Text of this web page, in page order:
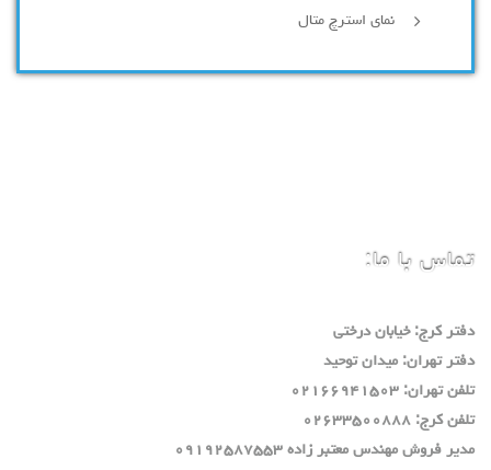
نمای استرچ متال
تماس با ما:
دفتر كرج: خيابان درختي
دفتر تهران: ميدان توحيد
تلفن تهران: ٠٢١٦٦٩٤١٥٠٣
تلفن كرج: ٠٢٦٣٣٥٠٠٨٨٨
مدير فروش مهندس معتبر زاده ٠٩١٩٢٥٨٧٥٥٣